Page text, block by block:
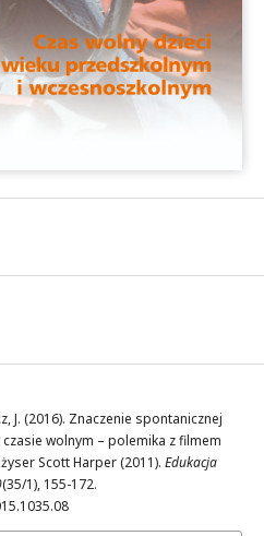
J. (2016). Znaczenie spontanicznej
wolnym – polemika z filmem
Scott Harper (2011). Edukacja
(35/1), 155-172.